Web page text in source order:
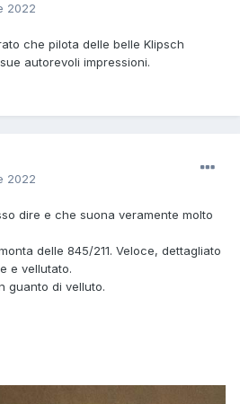
2022
che pilota delle belle Klipsch
autorevoli impressioni.
2022
dire e che suona veramente molto
delle 845/211. Veloce, dettagliato
e vellutato.
guanto di velluto.